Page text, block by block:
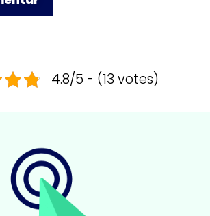
4.8/5 - (13 votes)